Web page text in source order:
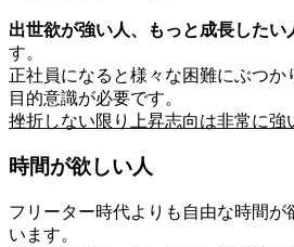
出世欲が強い人、もっと成長したい
す。
正社員になると様々な困難にぶつか
目的意識が必要です。
挫折しない限り上昇志向は非常に強
時間が欲しい人
フリーター時代よりも自由な時間が
います。